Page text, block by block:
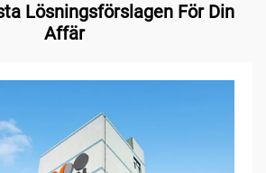
Lösningsförslagen För Din
Affär